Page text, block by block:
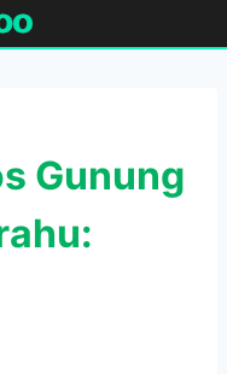
Gunung